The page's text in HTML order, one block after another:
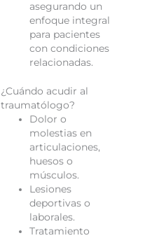
asegurando un
enfoque integral
para pacientes
con condiciones
relacionadas.
¿Cuándo acudir al
traumatólogo?
Dolor o
molestias en
articulaciones,
huesos o
músculos.
Lesiones
deportivas o
laborales.
Tratamiento